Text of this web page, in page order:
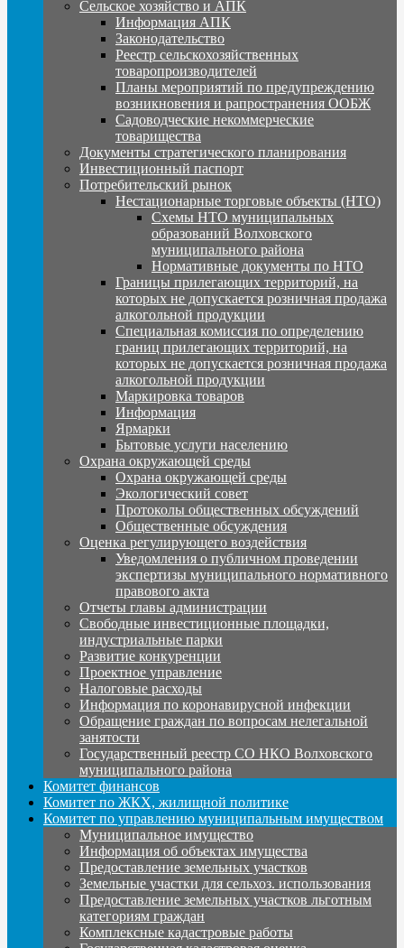
Сельское хозяйство и АПК
Информация АПК
Законодательство
Реестр сельскохозяйственных
товаропроизводителей
Планы мероприятий по предупреждению
возникновения и рапространения ООБЖ
Садоводческие некоммерческие
товарищества
Документы стратегического планирования
Инвестиционный паспорт
Потребительский рынок
Нестационарные торговые объекты (НТО)
Схемы НТО муниципальных
образований Волховского
муниципального района
Нормативные документы по НТО
Границы прилегающих территорий, на
которых не допускается розничная продажа
алкогольной продукции
Специальная комиссия по определению
границ прилегающих территорий, на
которых не допускается розничная продажа
алкогольной продукции
Маркировка товаров
Информация
Ярмарки
Бытовые услуги населению
Охрана окружающей среды
Охрана окружающей среды
Экологический совет
Протоколы общественных обсуждений
Общественные обсуждения
Оценка регулирующего воздействия
Уведомления о публичном проведении
экспертизы муниципального нормативного
правового акта
Отчеты главы администрации
Свободные инвестиционные площадки,
индустриальные парки
Развитие конкуренции
Проектное управление
Налоговые расходы
Информация по коронавирусной инфекции
Обращение граждан по вопросам нелегальной
занятости
Государственный реестр СО НКО Волховского
муниципального района
Комитет финансов
Комитет по ЖКХ, жилищной политике
Комитет по управлению муниципальным имуществом
Муниципальное имущество
Информация об объектах имущества
Предоставление земельных участков
Земельные участки для сельхоз. использования
Предоставление земельных участков льготным
категориям граждан
Комплексные кадастровые работы